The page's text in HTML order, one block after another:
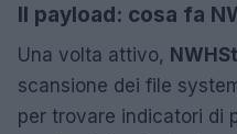
Il payload: cosa fa
Una volta attivo,
scansione dei file
per trovare indicatori di